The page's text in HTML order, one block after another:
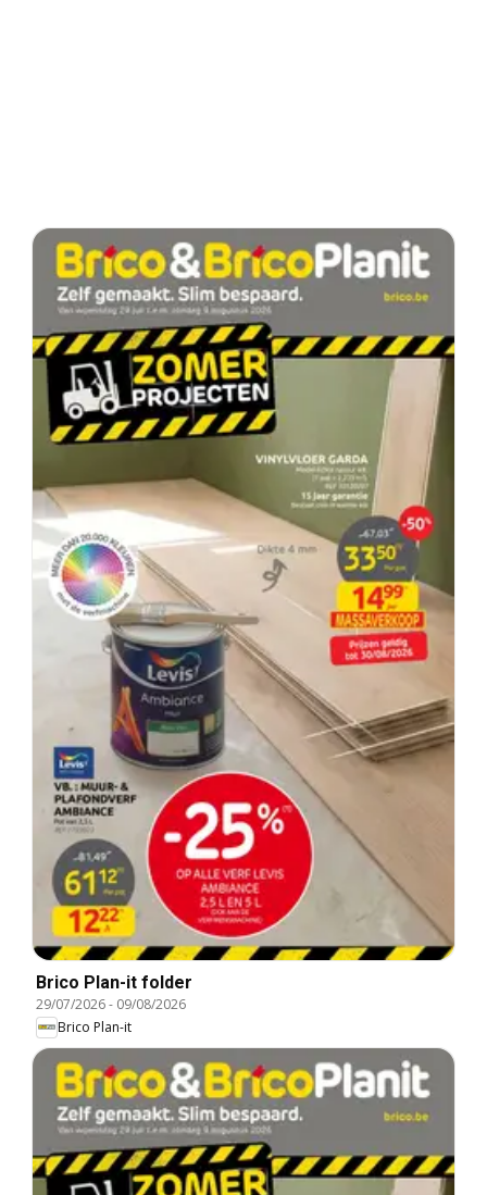
Brico Plan-it folder
29/07/2026- 09/08/2026
Brico Plan-it